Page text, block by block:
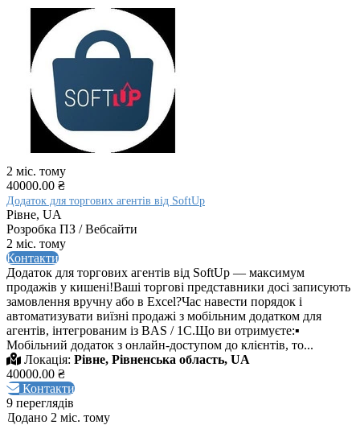
2 міс. тому
40000.00 ₴
Додаток для торгових агентів від SoftUp
Рівне, UA
Розробка ПЗ / Вебсайти
2 міс. тому
Контакти
Додаток для торгових агентів від SoftUp — максимум
продажів у кишені!Ваші торгові представники досі записують
замовлення вручну або в Excel?Час навести порядок і
автоматизувати виїзні продажі з мобільним додатком для
агентів, інтегрованим із BAS / 1C.Що ви отримуєте:▪
Мобільний додаток з онлайн-доступом до клієнтів, то...
Локація: Рівне, Рівненська область, UA
40000.00 ₴
Контакти
9 переглядів
Додано 2 міс. тому